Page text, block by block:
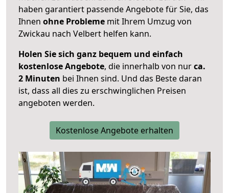
haben garantiert passende Angebote für Sie, das
Ihnen ohne Probleme mit Ihrem Umzug von
Zwickau nach Velbert helfen kann.
Holen Sie sich ganz bequem und einfach
kostenlose Angebote, die innerhalb von nurca.
2 Minuten bei Ihnen sind. Und das Beste daran
ist, dass all dies zu erschwinglichen Preisen
angeboten werden.
Kostenlose Angebote erhalten